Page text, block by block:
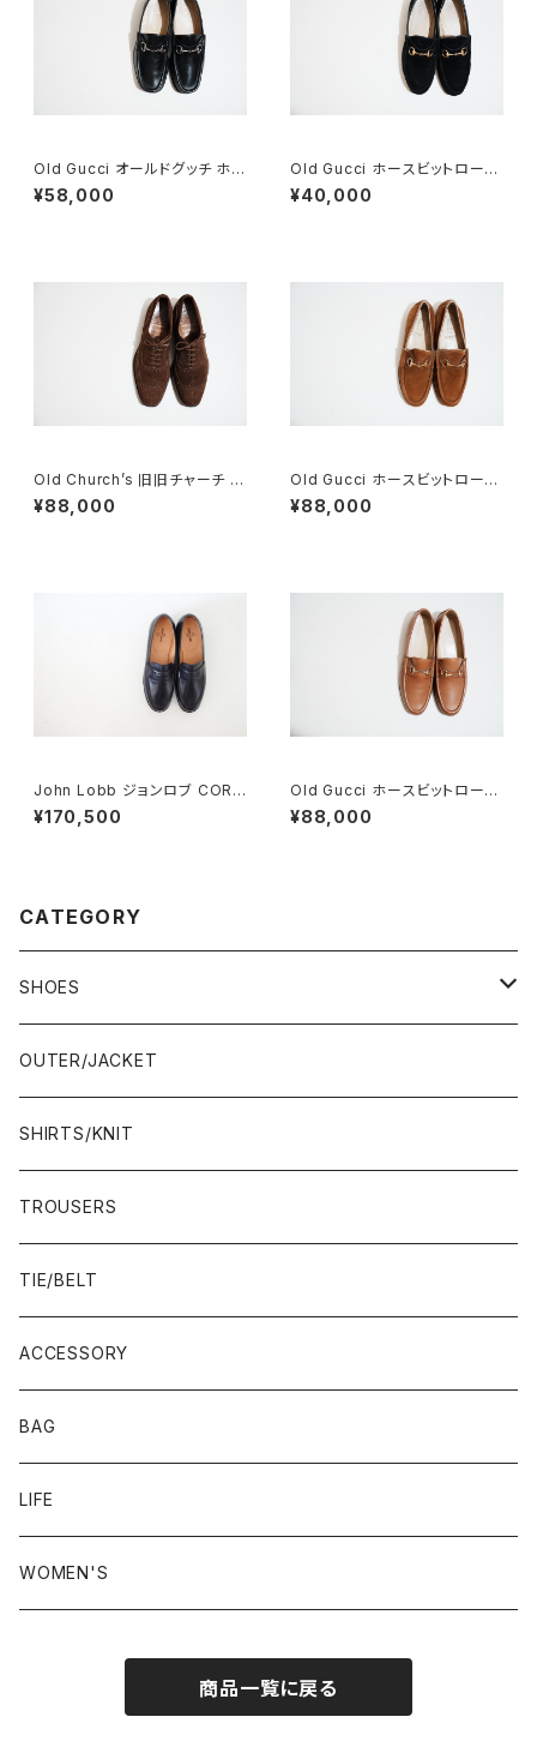
Old Gucci オールドグッチ ホー
スビットローファー 40 E Black
¥58,000
Old Gucci ホースビットローフ
ァー 4.5B スエードBK
¥40,000
Old Church’s 旧旧チャーチ 二
都市 Buck 85D
¥88,000
Old Gucci ホースビットローフ
ァー 5.5B DEADSTOCK Bro
wn Suede
¥88,000
John Lobb ジョンロブ CORT
EZ LOPEZ コインローファー D
EADSTOCK
¥170,500
Old Gucci ホースビットローフ
ァー 38.5C tan ほぼDeadsto
ck
¥88,000
CATEGORY
SHOES
21.5-22.0 cm
22.0-22.5 cm
22.5-23.0 cm
23.0-23.5 cm
23.5-24.0 cm
24.0-24.5 cm
24.5-25.0 cm
25.0-25.5 cm
26.0-26.5 cm
OUTER/JACKET
SHIRTS/KNIT
TROUSERS
TIE/BELT
ACCESSORY
BAG
LIFE
WOMEN'S
商品一覧に戻る